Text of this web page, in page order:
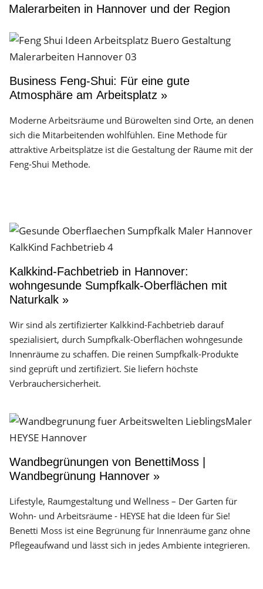
Malerarbeiten in Hannover und der Region
Business Feng-Shui: Für eine gute
Atmosphäre am Arbeitsplatz »
Moderne Arbeitsräume und Bürowelten sind Orte, an denen
sich die Mitarbeitenden wohlfühlen. Eine Methode für
attraktive Arbeitsplätze ist die Gestaltung der Räume mit der
Feng-Shui Methode.
Kalkkind-Fachbetrieb in Hannover:
wohngesunde Sumpfkalk-Oberflächen mit
Naturkalk »
Wir sind als zertifizierter Kalkkind-Fachbetrieb darauf
spezialisiert, durch Sumpfkalk-Oberflächen wohngesunde
Innenräume zu schaffen. Die reinen Sumpfkalk-Produkte
sind geprüft und zertifiziert. Sie liefern höchste
Verbrauchersicherheit.
Wandbegrünungen von BenettiMoss |
Wandbegrünung Hannover »
Lifestyle, Raumgestaltung und Wellness – Der Garten für
Wohn- und Arbeitsräume - HEYSE hat die Ideen für Sie!
Benetti Moss ist eine Begrünung für Innenräume ganz ohne
Pflegeaufwand und lässt sich in jedes Ambiente integrieren.